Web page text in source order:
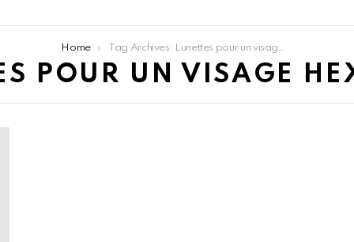
Home Tag Archives: Lunettes pour un visage hexagonal
POUR UN VISAGE